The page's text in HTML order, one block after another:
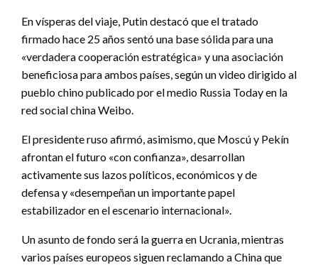
En vísperas del viaje, Putin destacó que el tratado
firmado hace 25 años sentó una base sólida para una
«verdadera cooperación estratégica» y una asociación
beneficiosa para ambos países, según un video dirigido al
pueblo chino publicado por el medio Russia Today en la
red social china Weibo.
El presidente ruso afirmó, asimismo, que Moscú y Pekín
afrontan el futuro «con confianza», desarrollan
activamente sus lazos políticos, económicos y de
defensa y «desempeñan un importante papel
estabilizador en el escenario internacional».
Un asunto de fondo será la guerra en Ucrania, mientras
varios países europeos siguen reclamando a China que